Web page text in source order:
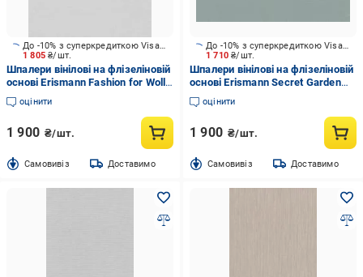
1 805₴/шт.
До -10% з суперкредиткою Visa Вигода
Шпалери вінілові на флізеліновій
основі Erismann Fashion for Wolls
5 12257-31 1,06x10,05 м
оцінити
1 900 ₴/шт.
Cамовивіз Доставимо
1 710₴/шт.
До -10% з суперкредиткою Visa Вигода
Шпалери вінілові на флізеліновій
основі Erismann Secret Garden
12242-18 1,06x10,05 м
оцінити
1 900 ₴/шт.
Cамовивіз Доставимо